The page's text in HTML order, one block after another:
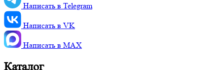
Написать в Telegram
Написать в VK
Написать в MАХ
Каталог